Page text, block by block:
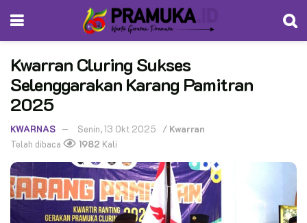
Kwarran Cluring Sukses
Selenggarakan Karang Pamitran
2025
KWARNAS Senin, 13 Okt 2025 / Kwarran
Telah dibaca
1982 Kali